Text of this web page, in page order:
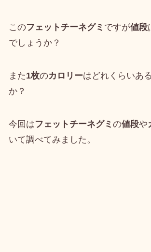
このフェットチーネグミ ですが値段
でしょうか？
また1枚のカロリーはどれくらいあ
か？
今回はフェットチーネグミ の値段や
いて調べてみました。